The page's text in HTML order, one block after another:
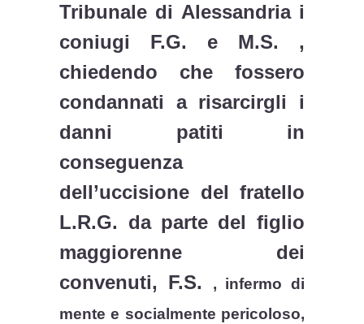
Tribunale di Alessandria i
coniugi F.G. e M.S. ,
chiedendo che fossero
condannati a risarcirgli i
danni patiti in
conseguenza
dell’uccisione del fratello
L.R.G. da parte del figlio
maggiorenne dei
convenuti, F.S.
, infermo di
mente e socialmente pericoloso,